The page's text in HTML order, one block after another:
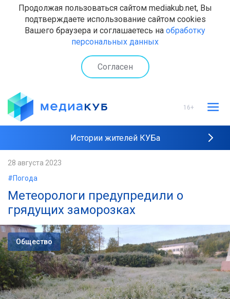
Продолжая пользоваться сайтом mediakub.net, Вы
подтверждаете использование сайтом cookies
Вашего браузера и соглашаетесь на обработку
персональных данных
Согласен
16+
Истории жителей КУБа
28 августа 2023
#Погода
Метеорологи предупредили о
грядущих заморозках
Общество